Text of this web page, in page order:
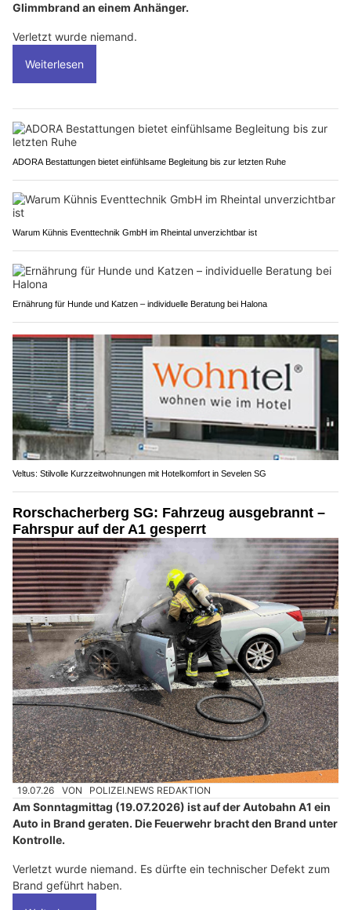
Glimmbrand an einem Anhänger.
Verletzt wurde niemand.
Weiterlesen
ADORA Bestattungen bietet einfühlsame Begleitung bis zur letzten Ruhe
Warum Kühnis Eventtechnik GmbH im Rheintal unverzichtbar ist
Ernährung für Hunde und Katzen – individuelle Beratung bei Halona
Veltus: Stilvolle Kurzzeitwohnungen mit Hotelkomfort in Sevelen SG
Rorschacherberg SG: Fahrzeug ausgebrannt –
Fahrspur auf der A1 gesperrt
19.07.26 VON POLIZEI.NEWS REDAKTION
Am Sonntagmittag (19.07.2026) ist auf der Autobahn A1 ein
Auto in Brand geraten. Die Feuerwehr bracht den Brand unter
Kontrolle.
Verletzt wurde niemand. Es dürfte ein technischer Defekt zum
Brand geführt haben.